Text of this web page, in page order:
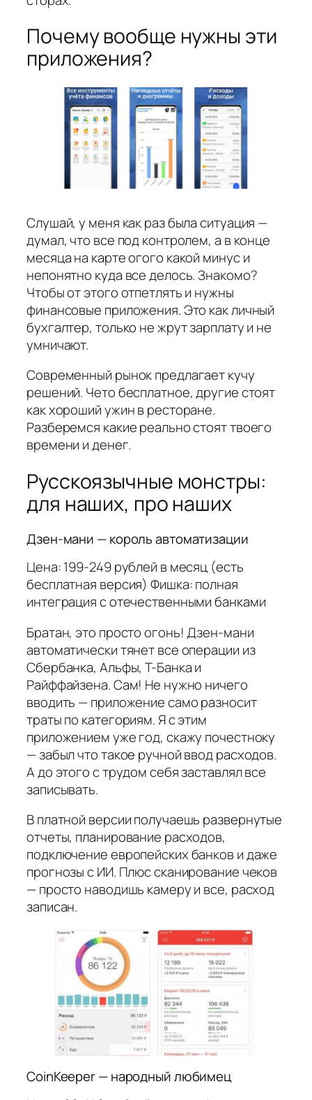
Почему вообще нужны эти
приложения?
Слушай, у меня как раз была ситуация —
думал, что все под контролем, а в конце
месяца на карте огого какой минус и
непонятно куда все делось. Знакомо?
Чтобы от этого отпетлять и нужны
финансовые приложения. Это как личный
бухгалтер, только не жрут зарплату и не
умничают.
Современный рынок предлагает кучу
решений. Чето бесплатное, другие стоят
как хороший ужин в ресторане.
Разберемся какие реально стоят твоего
времени и денег.
Русскоязычные монстры:
для наших, про наших
Дзен-мани — король автоматизации
Цена: 199-249 рублей в месяц (есть
бесплатная версия) Фишка: полная
интеграция с отечественными банками
Братан, это просто огонь! Дзен-мани
автоматически тянет все операции из
Сбербанка, Альфы, Т-Банка и
Райффайзена. Сам! Не нужно ничего
вводить — приложение само разносит
траты по категориям. Я с этим
приложением уже год, скажу почестноку
— забыл что такое ручной ввод расходов.
А до этого с трудом себя заставлял все
записывать.
В платной версии получаешь развернутые
отчеты, планирование расходов,
подключение европейских банков и даже
прогнозы с ИИ. Плюс сканирование чеков
— просто наводишь камеру и все, расход
записан.
CoinKeeper — народный любимец